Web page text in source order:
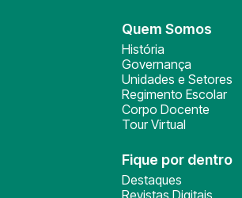
Quem Somos
História
Governança
Unidades e Setores
Regimento Escolar
Corpo Docente
Tour Virtual
Fique por dentro
Destaques
Revistas Digitais